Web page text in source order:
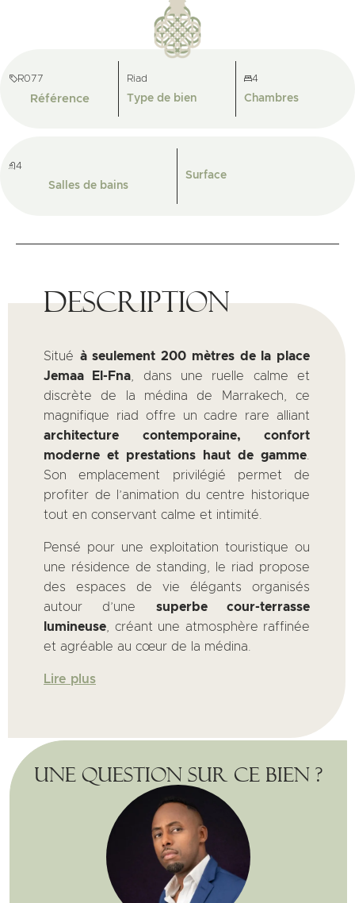
R077
Référence
Riad
Type de bien
4
Chambres
4
Salles de bains
Surface
Description
Situé à seulement 200 mètres de la place
Jemaa El-Fna , dans une ruelle calme et
discrète de la médina de Marrakech, ce
magnifique riad offre un cadre rare alliant
architecture contemporaine, confort
moderne et prestations haut de gamme
Son emplacement privilégié permet de
profiter de l’animation du centre historique
tout en conservant calme et intimité.
Pensé pour une exploitation touristique ou
une résidence de standing, le riad propose
des espaces de vie élégants organisés
autour d’une superbe cour-terrasse
lumineuse , créant une atmosphère raffinée
et agréable au cœur de la médina.
Lire plus
Une question sur ce bien ?